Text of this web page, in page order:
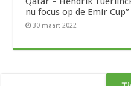
nu focus op de Emir Cup”
30 maart 2022